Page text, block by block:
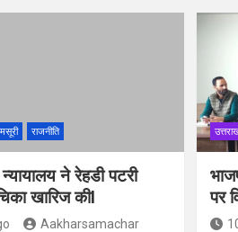
राजनीति
ने रेहडी पटरी
खारिज कीl
Aakharsamachar
पर